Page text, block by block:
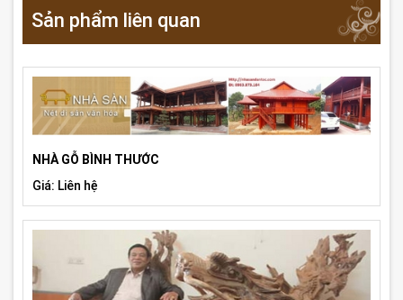
Sản phẩm liên quan
NHÀ GỖ BÌNH THƯỚC
Giá: Liên hệ